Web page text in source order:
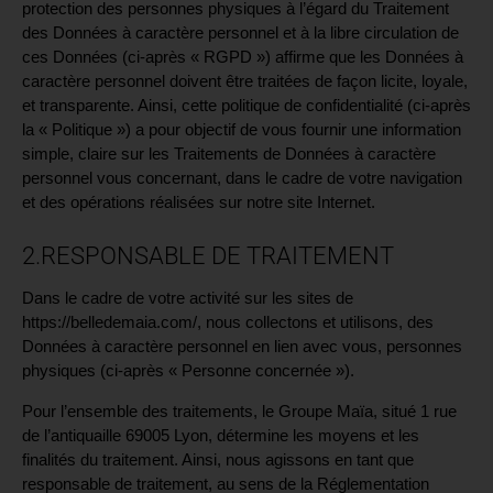
protection des personnes physiques à l’égard du Traitement
des Données à caractère personnel et à la libre circulation de
ces Données (ci-après « RGPD ») affirme que les Données à
caractère personnel doivent être traitées de façon licite, loyale,
et transparente. Ainsi, cette politique de confidentialité (ci-après
la « Politique ») a pour objectif de vous fournir une information
simple, claire sur les Traitements de Données à caractère
personnel vous concernant, dans le cadre de votre navigation
et des opérations réalisées sur notre site Internet.
2.RESPONSABLE DE TRAITEMENT
Dans le cadre de votre activité sur les sites de
https://belledemaia.com/, nous collectons et utilisons, des
Données à caractère personnel en lien avec vous, personnes
physiques (ci-après « Personne concernée »).
Pour l’ensemble des traitements, le Groupe Maïa, situé 1 rue
de l’antiquaille 69005 Lyon, détermine les moyens et les
finalités du traitement. Ainsi, nous agissons en tant que
responsable de traitement, au sens de la Réglementation